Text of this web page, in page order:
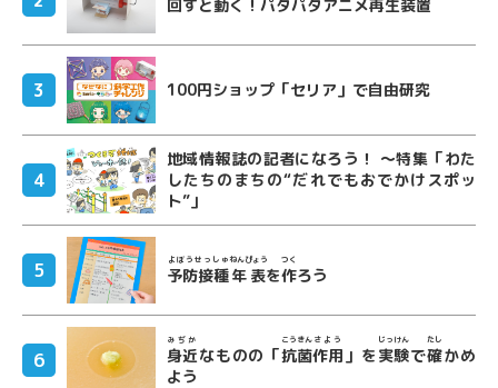
回すと動く！パタパタアニメ再生装置
100円ショップ「セリア」で自由研究
地域情報誌の記者になろう！ ～特集「わた
したちのまちの“だれでもおでかけスポッ
ト”」
予防接種
よぼうせっしゅ
年表
ねんぴょう
を作
つく
ろう
身近
みぢか
なものの「抗菌
こうきん
作用
さよう
」を 実験
じっけん
で確
たし
かめ
よう